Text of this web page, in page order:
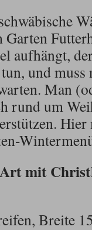
aufhängt,
und
Man
rund um
mit
Breite